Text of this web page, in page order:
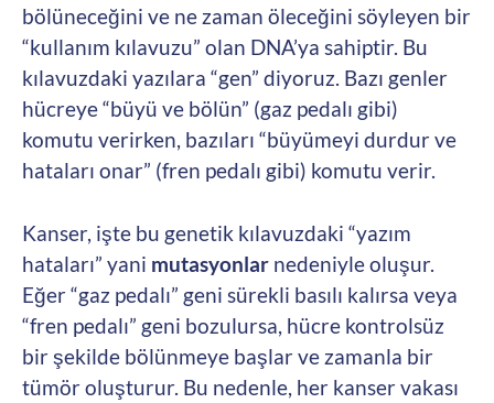
bölüneceğini ve ne zaman öleceğini söyleyen bir
“kullanım kılavuzu” olan DNA’ya sahiptir. Bu
kılavuzdaki yazılara “gen” diyoruz. Bazı genler
hücreye “büyü ve bölün” (gaz pedalı gibi)
komutu verirken, bazıları “büyümeyi durdur ve
hataları onar” (fren pedalı gibi) komutu verir.
Kanser, işte bu genetik kılavuzdaki “yazım
hataları” yani mutasyonlar nedeniyle oluşur.
Eğer “gaz pedalı” geni sürekli basılı kalırsa veya
“fren pedalı” geni bozulursa, hücre kontrolsüz
bir şekilde bölünmeye başlar ve zamanla bir
tümör oluşturur. Bu nedenle, her kanser vakası